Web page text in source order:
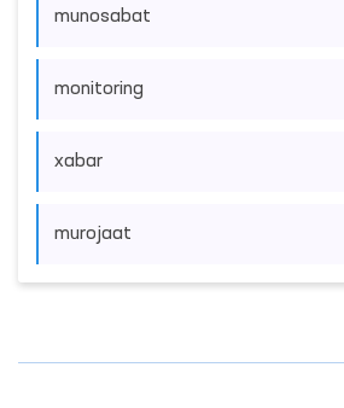
munosabat
monitoring
xabar
murojaat